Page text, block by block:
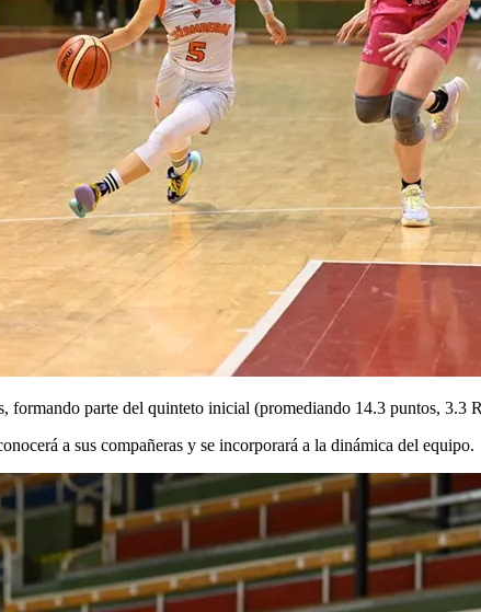
formando parte del quinteto inicial (promediando 14.3 puntos, 3.3
a sus compañeras y se incorporará a la dinámica del equipo.